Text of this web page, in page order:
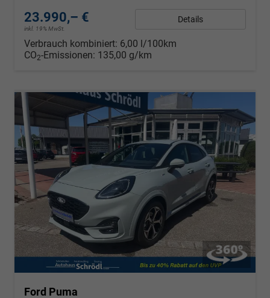
23.990,– €
inkl. 19% MwSt.
Details
Verbrauch kombiniert: 6,00 l/100km
CO2-Emissionen: 135,00 g/km
Ford Puma